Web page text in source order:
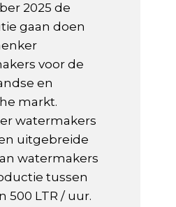
2025 de
gaan doen
voor de
en
markt.
watermakers
uitgebreide
watermakers
tussen
500 LTR / uur.